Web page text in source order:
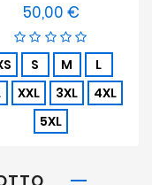
50,00 €Prezzo
S M
L
XXL 3XL
4XL
5XL